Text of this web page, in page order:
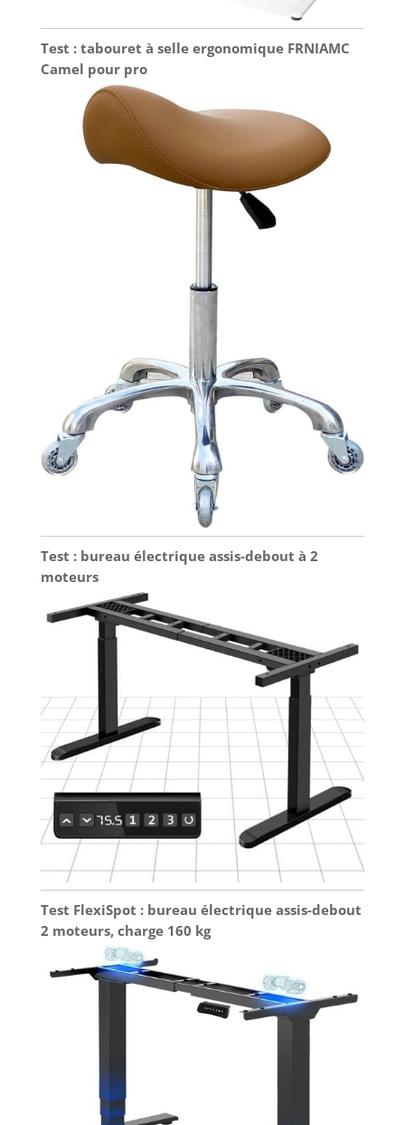
Test : tabouret à selle ergonomique FRNIAMC
Camel pour pro
Test : bureau électrique assis-debout à 2
moteurs
Test FlexiSpot : bureau électrique assis-debout
2 moteurs, charge 160 kg